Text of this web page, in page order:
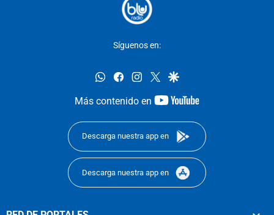
Síguenos en:
whatsappfacebookinstagram
twittergoogle
Más contenido en
youtube-
Descarga nuestra app en
Descarga nuestra app en